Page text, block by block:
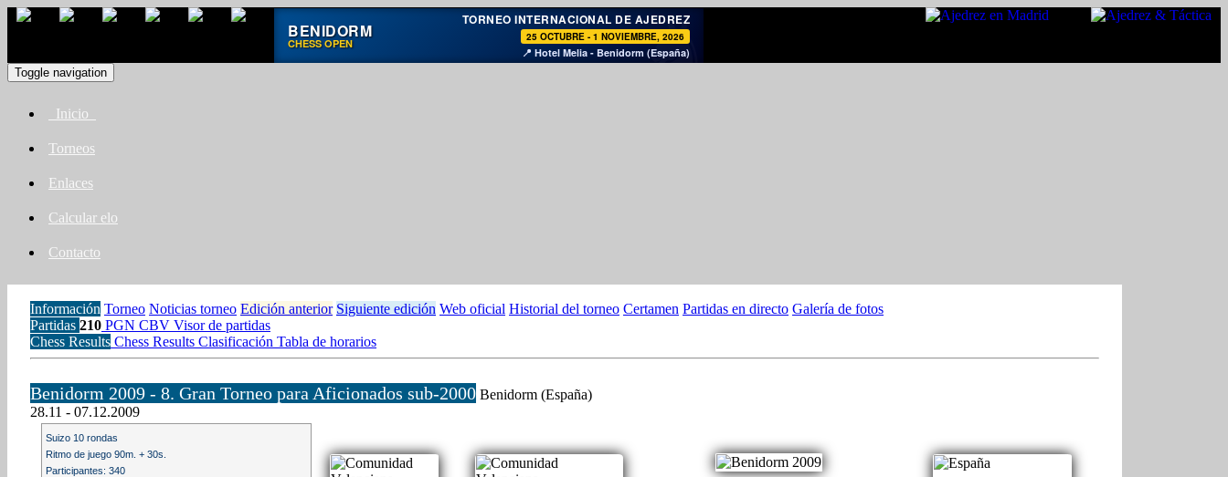
♞
BENIDORM
CHESS OPEN
TORNEO INTERNACIONAL DE AJEDREZ
25 OCTUBRE - 1 NOVIEMBRE, 2026
📍 Hotel Melia - Benidorm (España)
Toggle navigation
Inicio
Torneos
Enlaces
Calcular elo
Contacto
Información Torneo Noticias torneo Edición anterior Siguiente edición Web oficial Historial del torneo Certamen Partidas en directo Galería de fotos
Partidas 210 PGN CBV Visor de partidas
Chess Results Chess Results Clasificación Tabla de horarios
Benidorm 2009 - 8. Gran Torneo para Aficionados sub-2000 Benidorm (España)
28.11 - 07.12.2009
Suizo 10 rondas
Ritmo de juego 90m. + 30s.
Participantes: 340